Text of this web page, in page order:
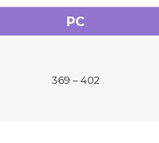
PC
369 – 402